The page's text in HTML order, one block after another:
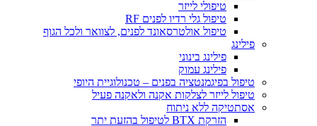
טיפול גלי רדיו לפנים RF
טיפול אולטרסאונד לפנים, לצוואר ולכל הגוף
טיפול בפיגמנטציה בפנים – טכנולוגיית היופי
טיפול לייזר לצלקות אקנה ולאקנה פעיל
אסתטיקה ללא ניתוח